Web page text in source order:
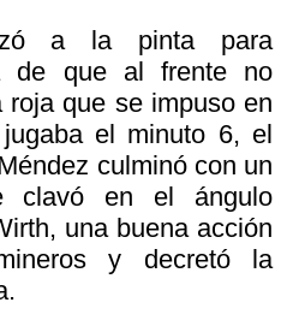
a la pinta para
de que al frente no
que se impuso en
el minuto 6, el
culminó con un
clavó en el ángulo
una buena acción
y decretó la